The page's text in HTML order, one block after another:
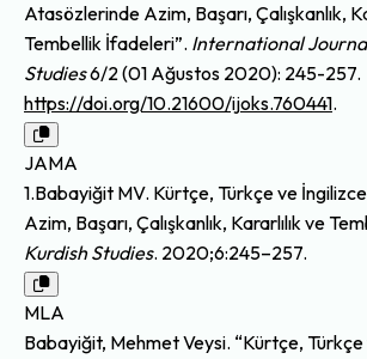
Atasözlerinde Azim, Başarı, Çalışkanlık,
Tembellik İfadeleri”. International
Studies6/2 (01 Ağustos 2020): 245-257.
https://doi.org/10.21600/ijoks.760441.
JAMA
1.Babayiğit MV. Kürtçe, Türkçe ve
Azim, Başarı, Çalışkanlık, Kararlılık ve
Kurdish Studies. 2020;6:245–257.
MLA
Babayiğit, Mehmet Veysi. “Kürtçe,